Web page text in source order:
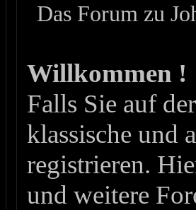
Das Forum zu
Willkommen !
Falls Sie auf
klassische und
registrieren.
und weitere